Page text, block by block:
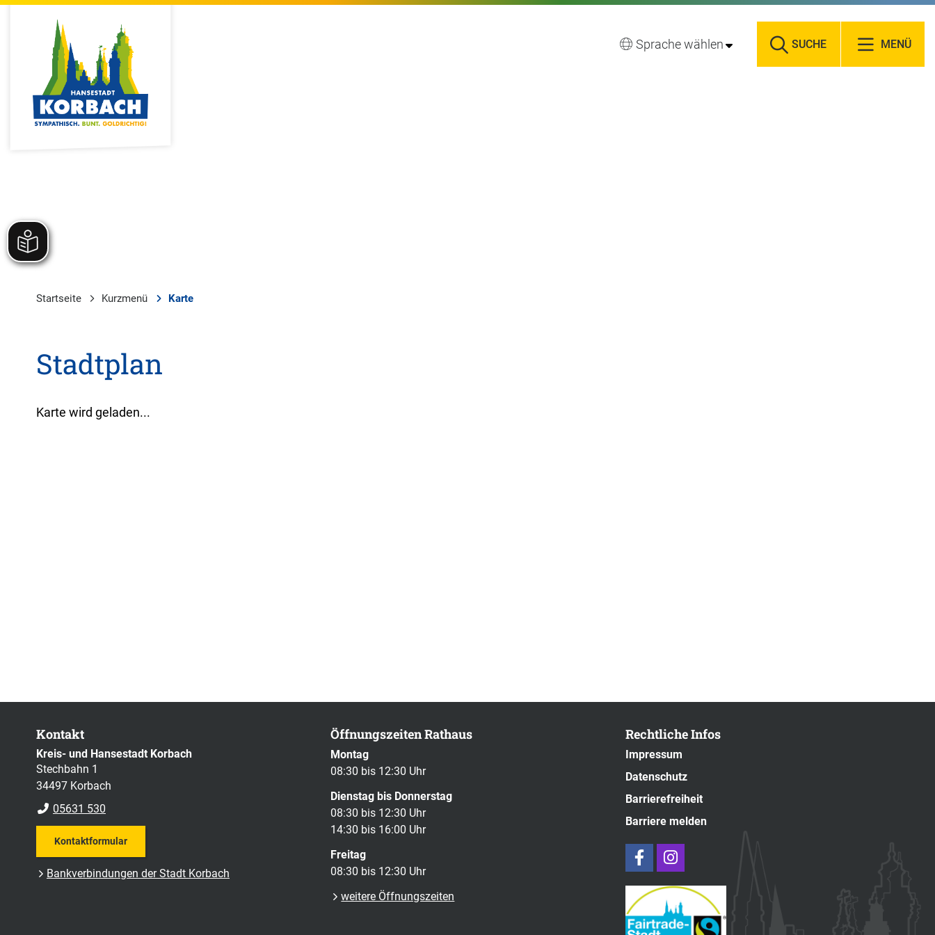
Sprache wählen SUCHE MENÜ
Startseite Kurzmenü Karte
Stadtplan
Karte wird geladen...
Kontakt
Kreis- und Hansestadt Korbach
Stechbahn 1
34497 Korbach
05631 530
Kontaktformular
Bankverbindungen der Stadt Korbach
Öffnungszeiten Rathaus
Montag
08:30 bis 12:30 Uhr
Dienstag bis Donnerstag
08:30 bis 12:30 Uhr
14:30 bis 16:00 Uhr
Freitag
08:30 bis 12:30 Uhr
weitere Öffnungszeiten
Rechtliche Infos
Impressum
Datenschutz
Barrierefreiheit
Barriere melden